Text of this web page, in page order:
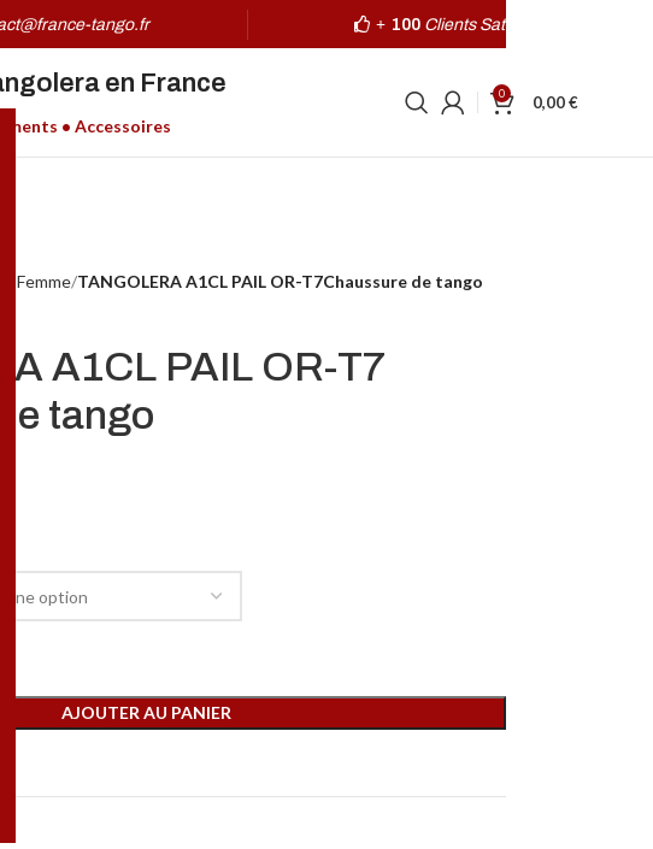
en France
• Accessoires
0 0,00€
Femme TANGOLERA A1CL PAIL OR-T7Chaussure de tango
A1CL PAIL OR-T7
tango
AJOUTER AU PANIER
tango.fr + 100 Clients Satisfaits